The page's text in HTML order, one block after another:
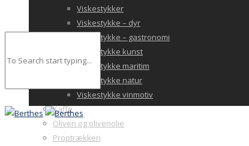
Viskestykker
Viskestykke – dyr
Viskestykke – gastronomi
Viskestykke kunst
Viskestykke maritim
Viskestykke natur
Viskestykke vinmotiv
Kaffe
Oliven og olivenolie
Proptrækkeri